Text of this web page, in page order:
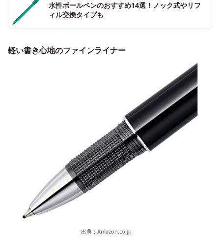
水性ボールペンのおすすめ14選！ノック式やリフ
ィル交換タイプも
軽い書き心地のファインライナー
出典： Amazon.co.jp